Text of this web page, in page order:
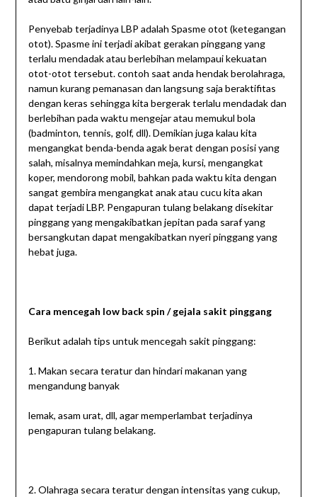
Penyebab terjadinya LBP adalah Spasme otot (ketegangan
otot). Spasme ini terjadi akibat gerakan pinggang yang
terlalu mendadak atau berlebihan melampaui kekuatan
otot-otot tersebut. contoh saat anda hendak berolahraga,
namun kurang pemanasan dan langsung saja beraktifitas
dengan keras sehingga kita bergerak terlalu mendadak dan
berlebihan pada waktu mengejar atau memukul bola
(badminton, tennis, golf, dll). Demikian juga kalau kita
mengangkat benda-benda agak berat dengan posisi yang
salah, misalnya memindahkan meja, kursi, mengangkat
koper, mendorong mobil, bahkan pada waktu kita dengan
sangat gembira mengangkat anak atau cucu kita akan
dapat terjadi LBP. Pengapuran tulang belakang disekitar
pinggang yang mengakibatkan jepitan pada saraf yang
bersangkutan dapat mengakibatkan nyeri pinggang yang
hebat juga.
Cara mencegah low back spin / gejala sakit pinggang
Berikut adalah tips untuk mencegah sakit pinggang:
1. Makan secara teratur dan hindari makanan yang
mengandung banyak
lemak, asam urat, dll, agar memperlambat terjadinya
pengapuran tulang belakang.
2. Olahraga secara teratur dengan intensitas yang cukup,